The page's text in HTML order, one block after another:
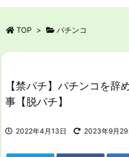
TOP > パチンコ
【禁パチ】パチンコを辞
事【脱パチ】
2022年4月13日 2023年9月29